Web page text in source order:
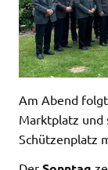
Am Abend
Marktplatz und
Schützenplatz